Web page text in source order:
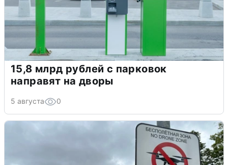
15,8 млрд рублей с парковок
направят на дворы
5 августа 0